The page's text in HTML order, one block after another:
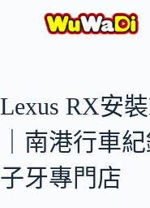
Lexus RX安
｜南港行車
子牙專門店